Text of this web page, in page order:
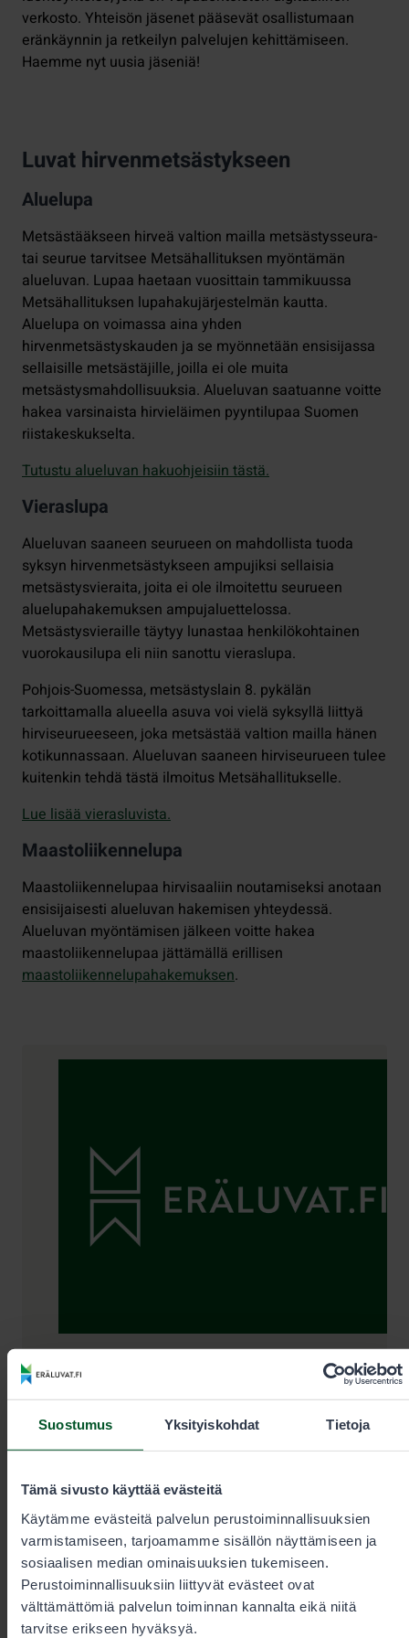
Suostumus Yksityiskohdat Tietoja
Tämä sivusto käyttää evästeitä
Käytämme evästeitä palvelun perustoiminnallisuuksien
varmistamiseen, tarjoamamme sisällön näyttämiseen ja
sosiaalisen median ominaisuuksien tukemiseen.
Perustoiminnallisuuksiin liittyvät evästeet ovat
välttämättömiä palvelun toiminnan kannalta eikä niitä
tarvitse erikseen hyväksyä.
verkosto. Yhteisön jäsenet pääsevät osallistumaan
eränkäynnin ja retkeilyn palvelujen kehittämiseen.
Haemme nyt uusia jäseniä!
Luvat hirvenmetsästykseen
Aluelupa
Metsästääkseen hirveä valtion mailla metsästysseura-
tai seurue tarvitsee Metsähallituksen myöntämän
alueluvan. Lupaa haetaan vuosittain tammikuussa
Metsähallituksen lupahakujärjestelmän kautta.
Aluelupa on voimassa aina yhden
hirvenmetsästyskauden ja se myönnetään ensisijassa
sellaisille metsästäjille, joilla ei ole muita
metsästysmahdollisuuksia. Alueluvan saatuanne voitte
hakea varsinaista hirvieläimen pyyntilupaa Suomen
riistakeskukselta.
Tutustu alueluvan hakuohjeisiin tästä.
Vieraslupa
Alueluvan saaneen seurueen on mahdollista tuoda
syksyn hirvenmetsästykseen ampujiksi sellaisia
metsästysvieraita, joita ei ole ilmoitettu seurueen
aluelupahakemuksen ampujaluettelossa.
Metsästysvieraille täytyy lunastaa henkilökohtainen
vuorokausilupa eli niin sanottu vieraslupa.
Pohjois-Suomessa, metsästyslain 8. pykälän
tarkoittamalla alueella asuva voi vielä syksyllä liittyä
hirviseurueeseen, joka metsästää valtion mailla hänen
kotikunnassaan. Alueluvan saaneen hirviseurueen tulee
kuitenkin tehdä tästä ilmoitus Metsähallitukselle.
Lue lisää vierasluvista.
Maastoliikennelupa
Maastoliikennelupaa hirvisaaliin noutamiseksi anotaan
ensisijaisesti alueluvan hakemisen yhteydessä.
Alueluvan myöntämisen jälkeen voitte hakea
maastoliikennelupaa jättämällä erillisen
maastoliikennelupahakemuksen.
Lupamyynti ja -neuvonta arkisin
kello 9–15
+35820692424
Puhelun hinta0,00€/min + pvm/mpm. Kiireelliset
tilaukset aina puhelimitse.
eraluvat@metsa.fi